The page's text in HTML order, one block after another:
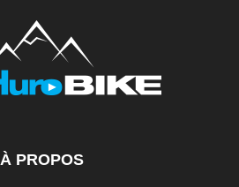
À PROPOS